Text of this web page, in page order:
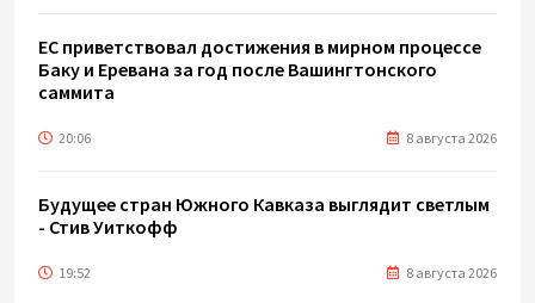
ЕС приветствовал достижения в мирном процессе
Баку и Еревана за год после Вашингтонского
саммита
20:06 8 августа 2026
Будущее стран Южного Кавказа выглядит светлым
- Стив Уиткофф
19:52 8 августа 2026